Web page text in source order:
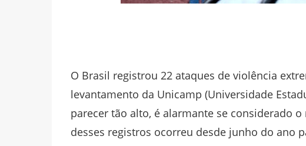
O Brasil registrou 22 ataques de violência
levantamento da Unicamp (Universidade
parecer tão alto, é alarmante se considerado
desses registros ocorreu desde junho do ano